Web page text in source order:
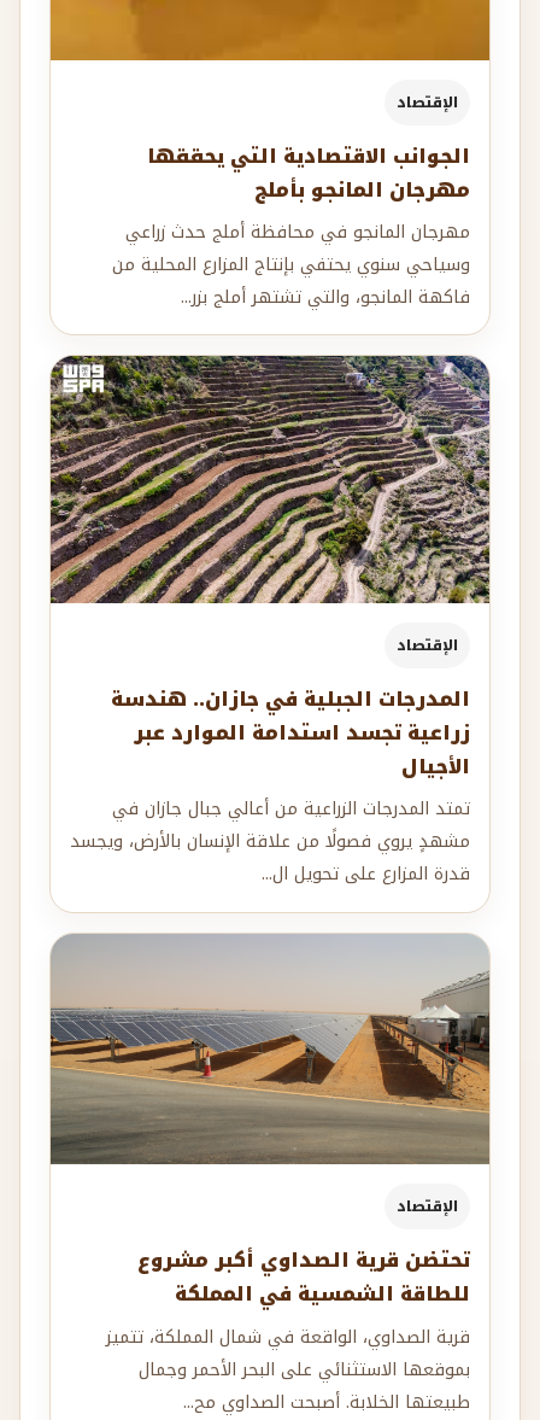
الإقتصاد
الجوانب الاقتصادية التي يحققها
مهرجان المانجو بأملج
مهرجان المانجو في محافظة أملج حدث زراعي
وسياحي سنوي يحتفي بإنتاج المزارع المحلية من
فاكهة المانجو، والتي تشتهر أملج بزر...
الإقتصاد
المدرجات الجبلية في جازان.. هندسة
زراعية تجسد استدامة الموارد عبر
الأجيال
تمتد المدرجات الزراعية من أعالي جبال جازان في
مشهدٍ يروي فصولًا من علاقة الإنسان بالأرض، ويجسد
قدرة المزارع على تحويل ال...
الإقتصاد
تحتضن قرية الصداوي أكبر مشروع
للطاقة الشمسية في المملكة
قرية الصداوي، الواقعة في شمال المملكة، تتميز
بموقعها الاستثنائي على البحر الأحمر وجمال
طبيعتها الخلابة. أصبحت الصداوي مح...